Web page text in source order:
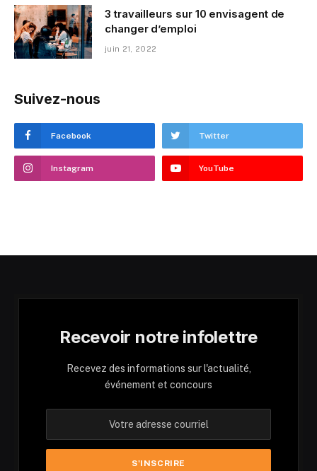
3 travailleurs sur 10 envisagent de
changer d’emploi
juin 21, 2022
Suivez-nous
Facebook Twitter
Instagram YouTube
Recevoir notre infolettre
Recevez des informations sur l'actualité,
événement et concours